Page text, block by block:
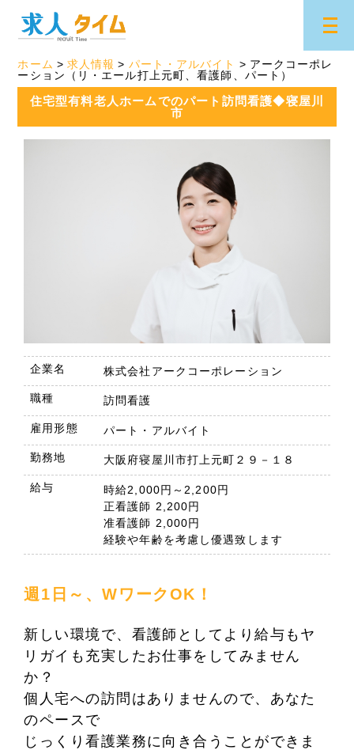
ホーム 求人情報 パート・アルバイト
アークコーポレ
ーション（リ・エール打上元町、看護師、パート）
住宅型有料老人ホームでのパート訪問看護◆寝屋川
市
企業名 株式会社アークコーポレーション
職種 訪問看護
雇用形態 パート・アルバイト
勤務地 大阪府寝屋川市打上元町２９－１８
給与
時給2,000円～2,200円
正看護師 2,200円
准看護師 2,000円
経験や年齢を考慮し優遇致します
週1日～、WワークOK！
新しい環境で、看護師としてより給与もヤ
リガイも充実したお仕事をしてみません
か？
個人宅への訪問はありませんので、あなた
のペースで
じっくり看護業務に向き合うことができま